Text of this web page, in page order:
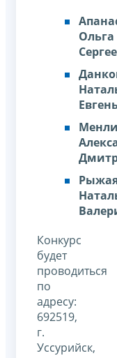
Ольга
Конкурс
будет
проводиться
по
адресу:
692519,
г.
Уссурийск,